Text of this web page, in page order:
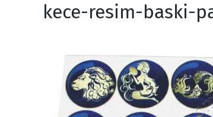
kece-resim-baski-